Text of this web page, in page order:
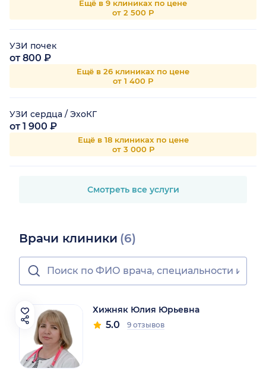
Ещё в 9 клиниках по цене
от 2 500 Р
УЗИ почек
от 800 ₽
Ещё в 26 клиниках по цене
от 1 400 Р
УЗИ сердца / ЭхоКГ
от 1 900 ₽
Ещё в 18 клиниках по цене
от 3 000 Р
Смотреть все услуги
Врачи клиники (6)
Хижняк Юлия Юрьевна
5.0 9 отзывов